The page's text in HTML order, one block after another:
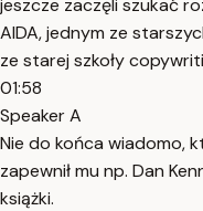
jeszcze zaczęli szukać
AIDA, jednym ze
ze starej szkoły
01:58
Speaker A
Nie do końca wiadomo,
zapewnił mu np. Dan
książki.